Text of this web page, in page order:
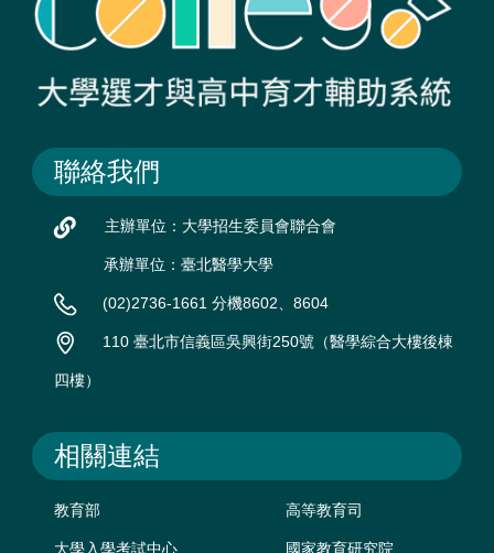
聯絡我們
主辦單位：大學招生委員會聯合會
承辦單位：臺北醫學大學
(02)2736-1661 分機8602、8604
110 臺北市信義區吳興街250號（醫學綜合大樓後棟
四樓）
相關連結
教育部 高等教育司
大學入學考試中心 國家教育研究院